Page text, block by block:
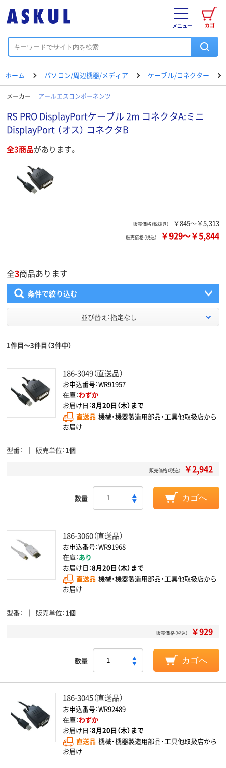
カゴ
メニュー
ホーム パソコン/周辺機器/メディア ケーブル/コネクター
メーカー アールエスコンポーネンツ
RS PRO DisplayPortケーブル 2m コネクタA:ミニ
DisplayPort （オス） コネクタB
全3商品があります。
販売価格（税抜き） ￥845～￥5,313
販売価格（税込） ￥929～￥5,844
全3商品あります
条件で絞り込む
並び替え：指定なし
1件目～3件目（3件中）
186-3049（直送品）
お申込番号：WR91957
在庫：わずか
お届け日：8月20日（木）まで
直送品 機械・機器製造用部品・工具他取扱店から
お届け
型番 販売単位 1個
販売価格（税込） ￥2,942
数量 カゴへ
186-3060（直送品）
お申込番号：WR91968
在庫：あり
お届け日：8月20日（木）まで
直送品 機械・機器製造用部品・工具他取扱店から
お届け
型番 販売単位 1個
販売価格（税込） ￥929
数量 カゴへ
186-3045（直送品）
お申込番号：WR92489
在庫：わずか
お届け日：8月20日（木）まで
直送品 機械・機器製造用部品・工具他取扱店から
お届け